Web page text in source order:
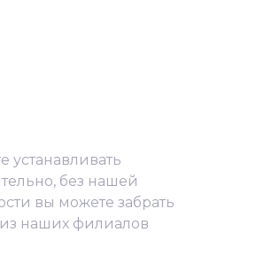
устанавливать
без нашей
вы можете забрать
наших филиалов